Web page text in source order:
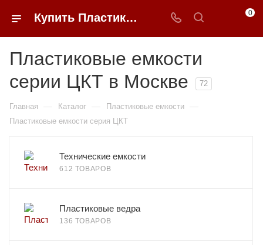
Купить Пластиковые емкости серия ЦКТ в Москве в интернет-магазине b2b товаров 0FFER 0
Пластиковые емкости
серии ЦКТ в Москве
72
Главная — Каталог — Пластиковые емкости —
Пластиковые емкости серия ЦКТ
Технические емкости
612 ТОВАРОВ
Пластиковые ведра
136 ТОВАРОВ